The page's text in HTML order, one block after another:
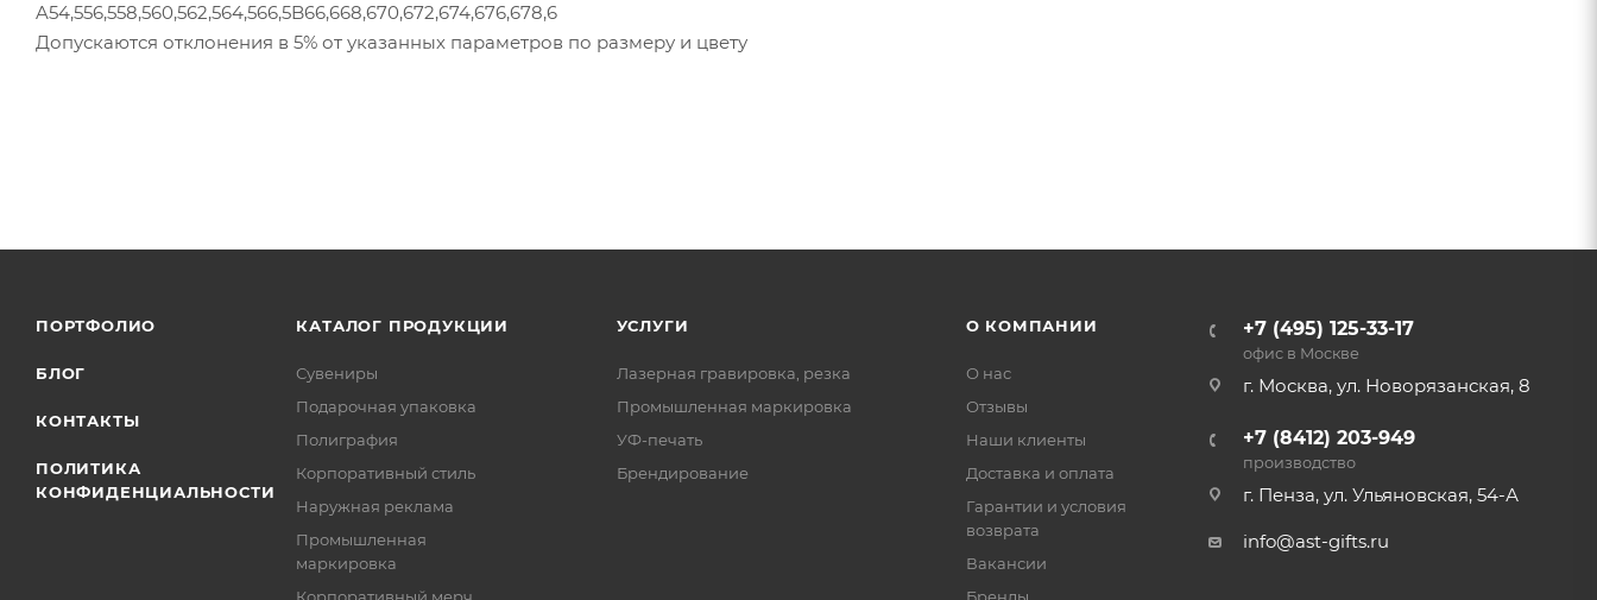
A54,556,558,560,562,564,566,5B66,668,670,672,674,676,678,6
Допускаются отклонения в 5% от указанных параметров по размеру и цвету
ПОРТФОЛИО
БЛОГ
КОНТАКТЫ
ПОЛИТИКА
КОНФИДЕНЦИАЛЬНОСТИ
КАТАЛОГ ПРОДУКЦИИ
Сувениры
Подарочная упаковка
Полиграфия
Корпоративный стиль
Наружная реклама
Промышленная
маркировка
УСЛУГИ
Лазерная гравировка, резка
Промышленная маркировка
УФ-печать
Брендирование
О КОМПАНИИ
О нас
Отзывы
Наши клиенты
Доставка и оплата
Гарантии и условия
возврата
Вакансии
+7 (495) 125-33-17
офис в Москве
г. Москва, ул. Новорязанская, 8
+7 (8412) 203-949
производство
г. Пенза, ул. Ульяновская, 54-А
info@ast-gifts.ru